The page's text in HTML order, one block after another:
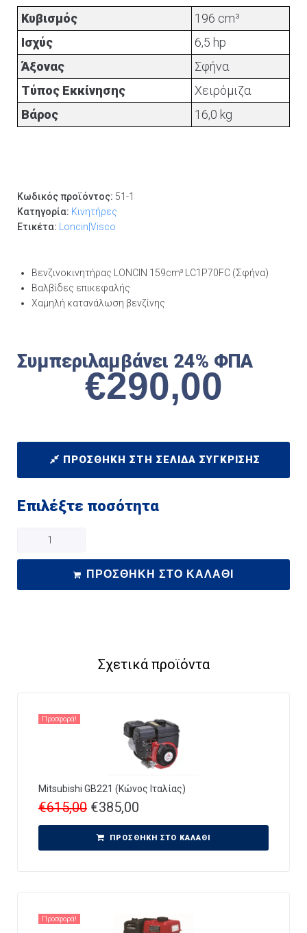
Κυβισμός
196 cm³
Ισχύς
6,5 hp
Άξονας
Σφήνα
Τύπος Εκκίνησης
Χειρόμιζα
Βάρος
16,0 kg
Κωδικός προϊόντος: 51-1
Κατηγορία: Κινητήρες
Ετικέτα:
Loncin|Visco
Βενζινοκινητήρας LONCIN 159cm³ LC1P70FC (Σφήνα)
Βαλβίδες επικεφαλής
Χαμηλή κατανάλωση βενζίνης
Συμπεριλαμβάνει 24% ΦΠΑ
€290,00
ΠΡΟΣΘΉΚΗ ΣΤΗ ΣΕΛΊΔΑ ΣΎΓΚΡΙΣΗΣ
Επιλέξτε ποσότητα
ΠΡΟΣΘΉΚΗ ΣΤΟ ΚΑΛΆΘΙ
Σχετικά προϊόντα
Προσφορά!
Mitsubishi GB221 (Κώνος Ιταλίας)
€615,00 €385,00
ΠΡΟΣΘΉΚΗ ΣΤΟ ΚΑΛΆΘΙ
Προσφορά!